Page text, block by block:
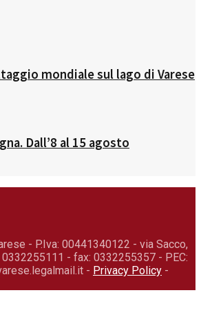
mondiale sul lago di Varese
Dall’8 al 15 agosto
- P.Iva: 00441340122 - via Sacco,
- fax: 0332255357 - PEC:
- Privacy Policy -